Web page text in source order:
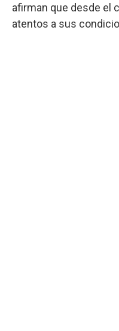
afirman que desde el
atentos a sus